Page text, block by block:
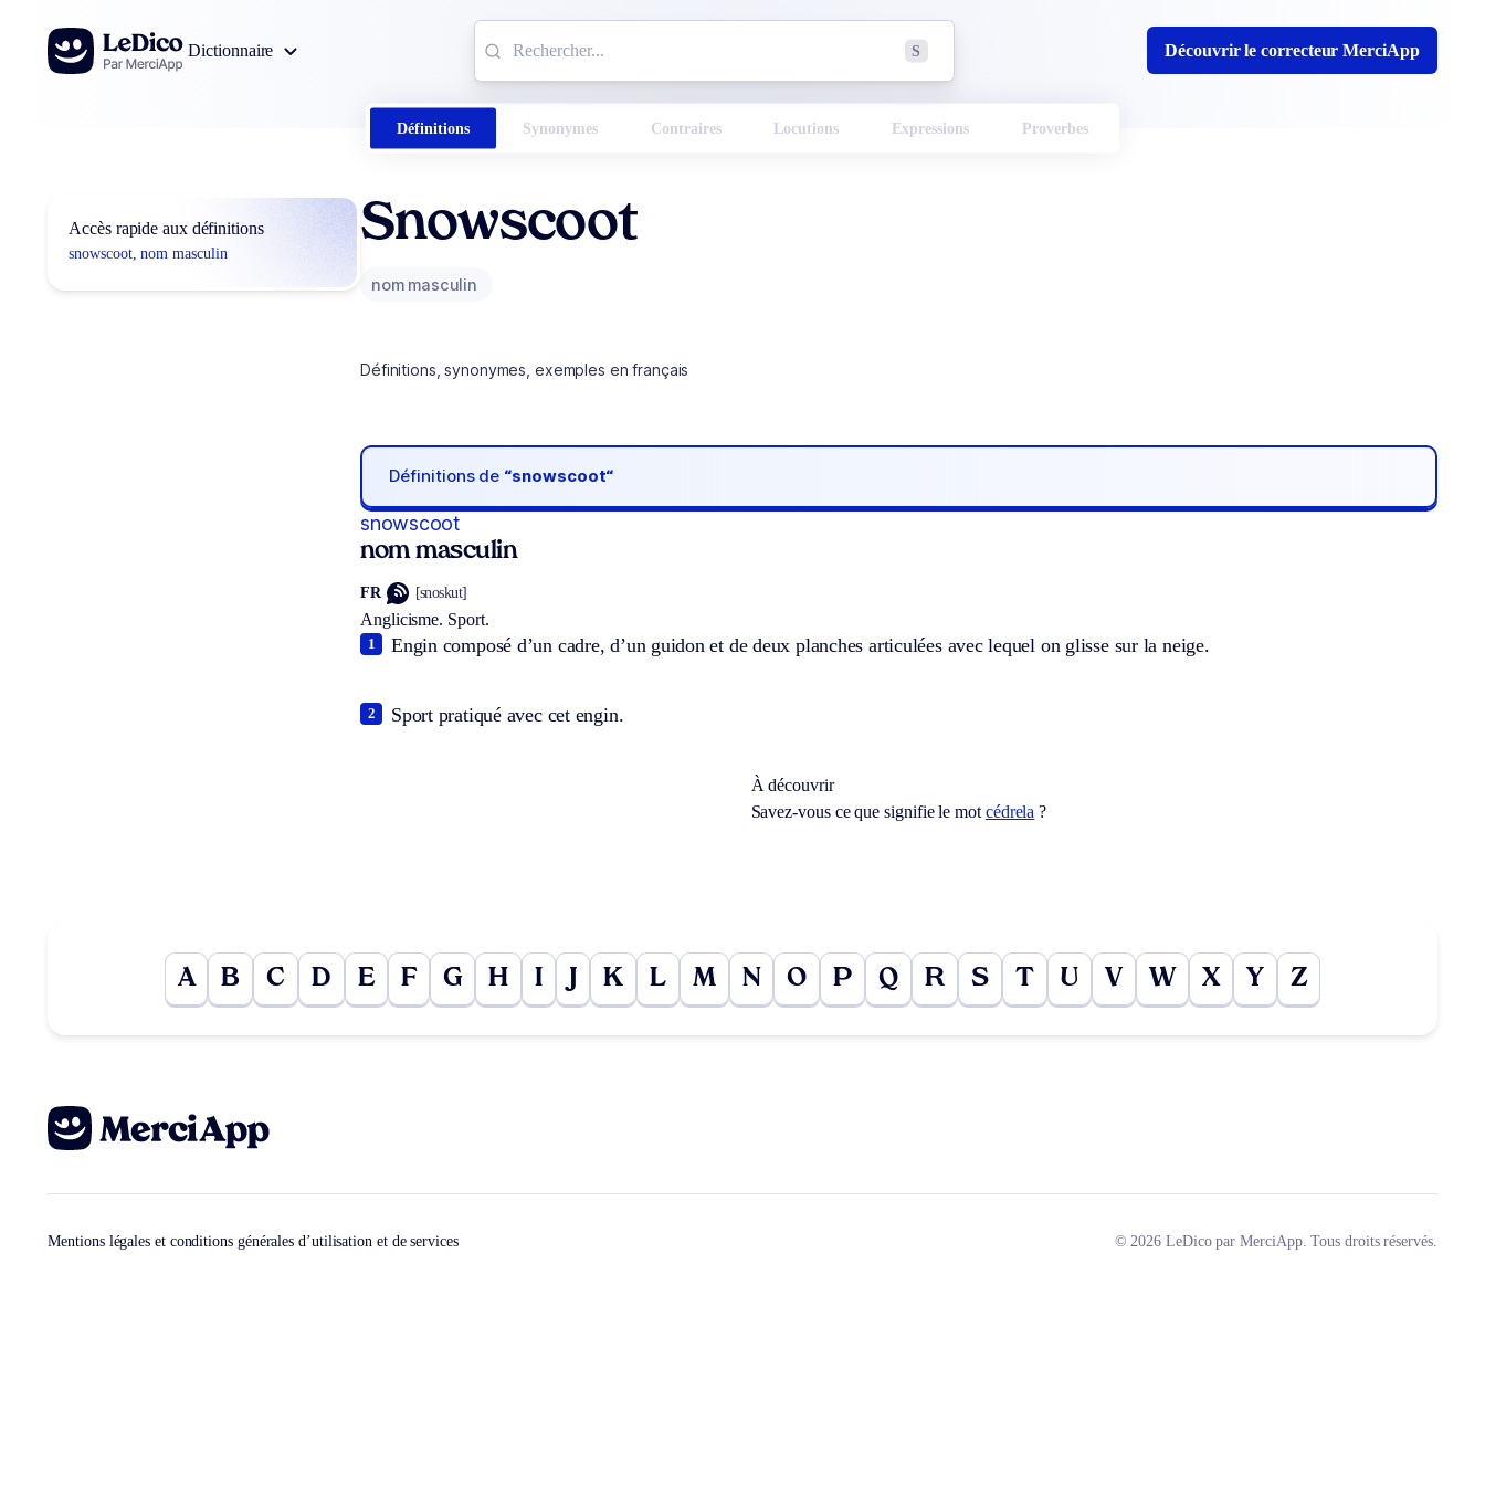
Aller au contenu
Dictionnaire
S Découvrir le correcteur MerciApp
Définitions Synonymes Contraires Locutions Expressions Proverbes
Accès rapide aux définitions
snowscoot, nom masculin
Snowscoot
nom masculin
Définitions, synonymes, exemples en français
Définitions de “snowscoot“
snowscoot
nom masculin
FR [snoskut]
Anglicisme. Sport.
Engin composé d’un cadre, d’un guidon et de deux planches articulées avec lequel on glisse sur la neige.
1
Sport pratiqué avec cet engin.
2
À découvrir
Savez-vous ce que signifie le mot cédrela ?
A B C D E F G H I K L M N O P Q R S T U V W X Y Z
Mentions légales et conditions générales d’utilisation et de services © 2026 LeDico par MerciApp. Tous droits réservés.